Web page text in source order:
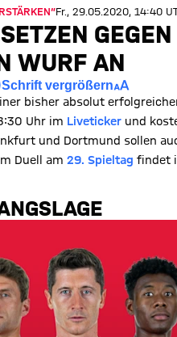
Fr., 29.05.2020, 14:40
WURF AN
Schrift vergrößern
bisher absolut
Uhr im Liveticker und
und Dortmund sollen
Duell am 29. Spieltag findet